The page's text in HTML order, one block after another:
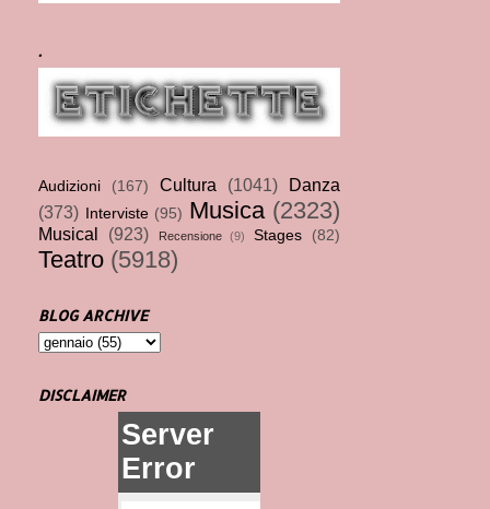
.
Audizioni (167) Cultura (1041)
Danza
(373)
Interviste (95) Musica (2323)
Musical (923) Recensione (9) Stages (82)
Teatro (5918)
BLOG ARCHIVE
DISCLAIMER